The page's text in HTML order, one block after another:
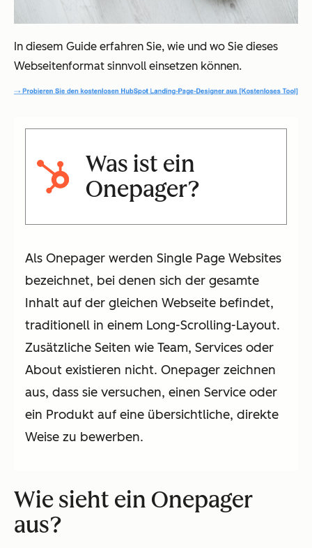
In diesem Guide erfahren Sie, wie und wo Sie dieses
Webseitenformat sinnvoll einsetzen können.
Was ist ein
Onepager?
Als Onepager werden Single Page Websites
bezeichnet, bei denen sich der gesamte
Inhalt auf der gleichen Webseite befindet,
traditionell in einem Long-Scrolling-Layout.
Zusätzliche Seiten wie Team, Services oder
About existieren nicht. Onepager zeichnen
aus, dass sie versuchen, einen Service oder
ein Produkt auf eine übersichtliche, direkte
Weise zu bewerben.
Wie sieht ein Onepager
aus?